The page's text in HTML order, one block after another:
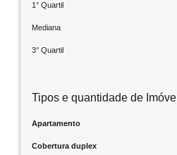
1° Quartil
Mediana
3° Quartil
Tipos e quantidade de
Apartamento
Cobertura duplex